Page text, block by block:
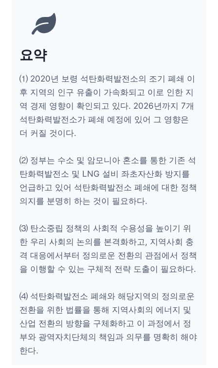
요약
⑴ 2020년 보령 석탄화력발전소의 조기 폐쇄 이
후 지역의 인구 유출이 가속화되고 이로 인한 지
역 경제 영향이 확인되고 있다. 2026년까지 7개
석탄화력발전소가 폐쇄 예정에 있어 그 영향은
더 커질 것이다.
⑵ 정부는 수소 및 암모니아 혼소를 통한 기존 석
탄화력발전소 및 LNG 설비 좌초자산화 방지를
언급하고 있어 석탄화력발전소 폐쇄에 대한 정책
의지를 분명히 하는 것이 필요하다.
⑶ 탄소중립 정책의 사회적 수용성을 높이기 위
한 우리 사회의 논의를 본격화하고, 지역사회 충
격 대응에서부터 정의로운 전환의 관점에서 정책
을 이행할 수 있는 구체적 전략 도출이 필요하다.
⑷ 석탄화력발전소 폐쇄와 해당지역의 정의로운
전환을 위한 법률을 통해 지역사회의 에너지 및
산업 전환의 방향을 구체화하고 이 과정에서 정
부와 광역자치단체의 책임과 의무를 명확히 해야
한다.